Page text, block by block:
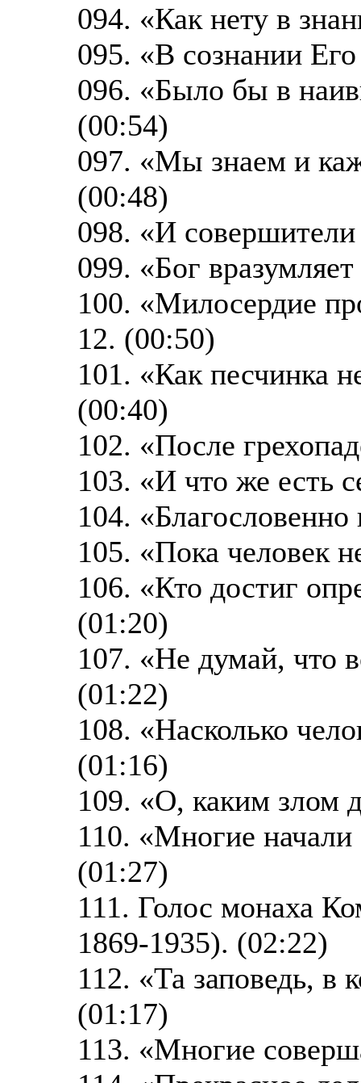
094. «Как нету в
095. «В сознании
096. «Было бы в
(00:54)
097. «Мы знаем и
(00:48)
098. «И
099. «Бог
100. «Милосердие
12. (00:50)
101. «Как песчинка
(00:40)
102. «После
103. «И что же есть
104.
105. «Пока человек
106. «Кто достиг
(01:20)
107. «Не думай, что
(01:22)
108. «Насколько
(01:16)
109. «О, каким злом
110. «Многие
(01:27)
111. Голос монаха
1869-1935). (02:22)
112. «Та заповедь, в
(01:17)
113. «Многие